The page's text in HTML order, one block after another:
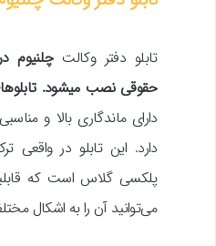
تابلو دفتر وکالتچلنیوم
حقوقی نصب میشود.
دارای ماندگاری بالا و
دارد. این تابلو در واقعی
پلکسی گلاس است که
می‌توانید آن را به اشکال